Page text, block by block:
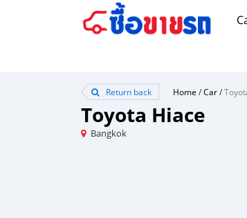
Return back Home /Car/
Toyota Hiace
Bangkok